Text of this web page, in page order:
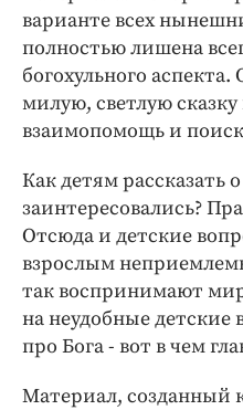
варианте всех
полностью лишена
богохульного
милую, светлую
взаимопомощь и
Как детям рассказать
заинтересовались?
Отсюда и детские
взрослым
так воспринимают
на неудобные детские
про Бога - вот в чем
Материал, созданный